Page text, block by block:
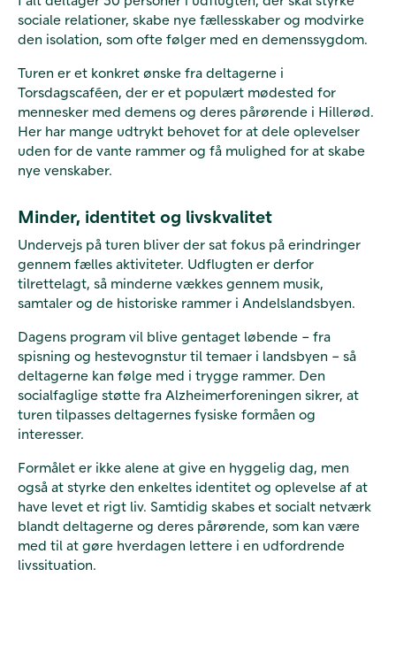
sociale relationer, skabe nye fællesskaber og modvirke
den isolation, som ofte følger med en demenssygdom.
Turen er et konkret ønske fra deltagerne i
Torsdagscaféen, der er et populært mødested for
mennesker med demens og deres pårørende i Hillerød.
Her har mange udtrykt behovet for at dele oplevelser
uden for de vante rammer og få mulighed for at skabe
nye venskaber.
Minder, identitet og livskvalitet
Undervejs på turen bliver der sat fokus på erindringer
gennem fælles aktiviteter. Udflugten er derfor
tilrettelagt, så minderne vækkes gennem musik,
samtaler og de historiske rammer i Andelslandsbyen.
Dagens program vil blive gentaget løbende – fra
spisning og hestevognstur til temaer i landsbyen – så
deltagerne kan følge med i trygge rammer. Den
socialfaglige støtte fra Alzheimerforeningen sikrer, at
turen tilpasses deltagernes fysiske formåen og
interesser.
Formålet er ikke alene at give en hyggelig dag, men
også at styrke den enkeltes identitet og oplevelse af at
have levet et rigt liv. Samtidig skabes et socialt netværk
blandt deltagerne og deres pårørende, som kan være
med til at gøre hverdagen lettere i en udfordrende
livssituation.